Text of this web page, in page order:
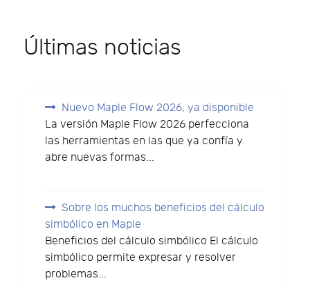
Últimas noticias
Nuevo Maple Flow 2026, ya disponible
La versión Maple Flow 2026 perfecciona
las herramientas en las que ya confía y
abre nuevas formas...
Sobre los muchos beneficios del cálculo
simbólico en Maple
Beneficios del cálculo simbólico El cálculo
simbólico permite expresar y resolver
problemas...